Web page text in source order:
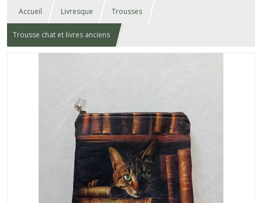
Accueil Livresque Trousses
Trousse chat et livres anciens